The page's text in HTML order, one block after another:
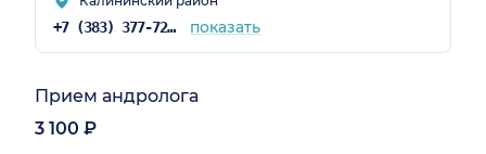
+7 (383) 377-72-04 показать
Прием андролога
3 100 ₽